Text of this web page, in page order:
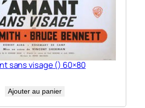
sans visage () 60×80
Ajouter au panier